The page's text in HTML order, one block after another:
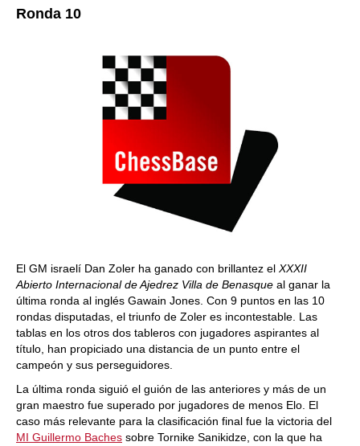
Ronda 10
El GM israelí Dan Zoler ha ganado con brillantez el XXXII
Abierto Internacional de Ajedrez Villa de Benasque al ganar la
última ronda al inglés Gawain Jones. Con 9 puntos en las 10
rondas disputadas, el triunfo de Zoler es incontestable. Las
tablas en los otros dos tableros con jugadores aspirantes al
título, han propiciado una distancia de un punto entre el
campeón y sus perseguidores.
La última ronda siguió el guión de las anteriores y más de un
gran maestro fue superado por jugadores de menos Elo. El
caso más relevante para la clasificación final fue la victoria del
MI Guillermo Baches sobre Tornike Sanikidze, con la que ha